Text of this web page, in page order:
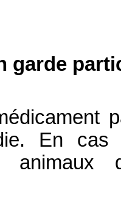
garde
En cas
animaux